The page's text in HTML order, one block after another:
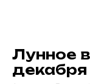
Лунное
декабря